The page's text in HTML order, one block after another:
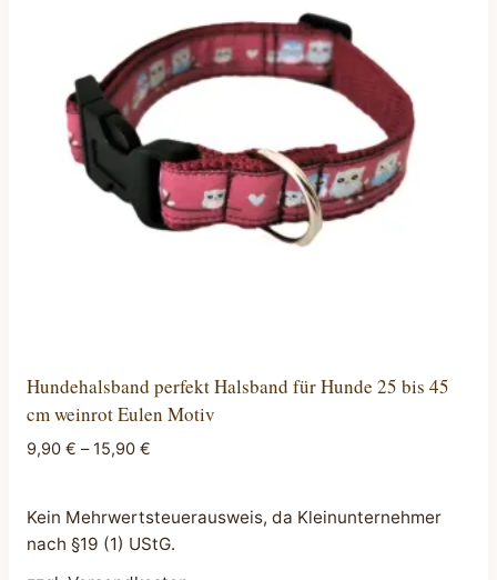
können
Produktseite
Hundehalsband perfekt Halsband für Hunde 25 bis 45
cm weinrot Eulen Motiv
9,90 € –15,90 €
Kein Mehrwertsteuerausweis, da Kleinunternehmer
nach §19 (1) UStG.